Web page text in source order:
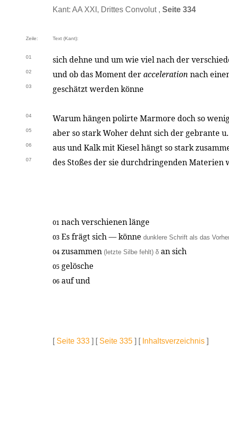
Kant: AA XXI, Drittes Convolut , Seite 334
Zeile: Text (Kant):
01 sich dehne und um wie viel nach der
02 und ob das Moment deracceleration nach
03 geschätzt werden könne
04 Warum hängen polirte Marmore doch so
05 aber so stark Woher dehnt sich der gebrante
06 aus und Kalk mit Kiesel hängt so stark
07 des Stoßes der sie durchdringenden Materien
01 nach verschienen länge
03 Es frägt sich — könne dunklere Schrift als das
04 zusammen (letzte Silbe fehlt) δ an sich
05 gelösche
06 auf und
[ Seite 333 ] [ Seite 335 ] [ Inhaltsverzeichnis ]